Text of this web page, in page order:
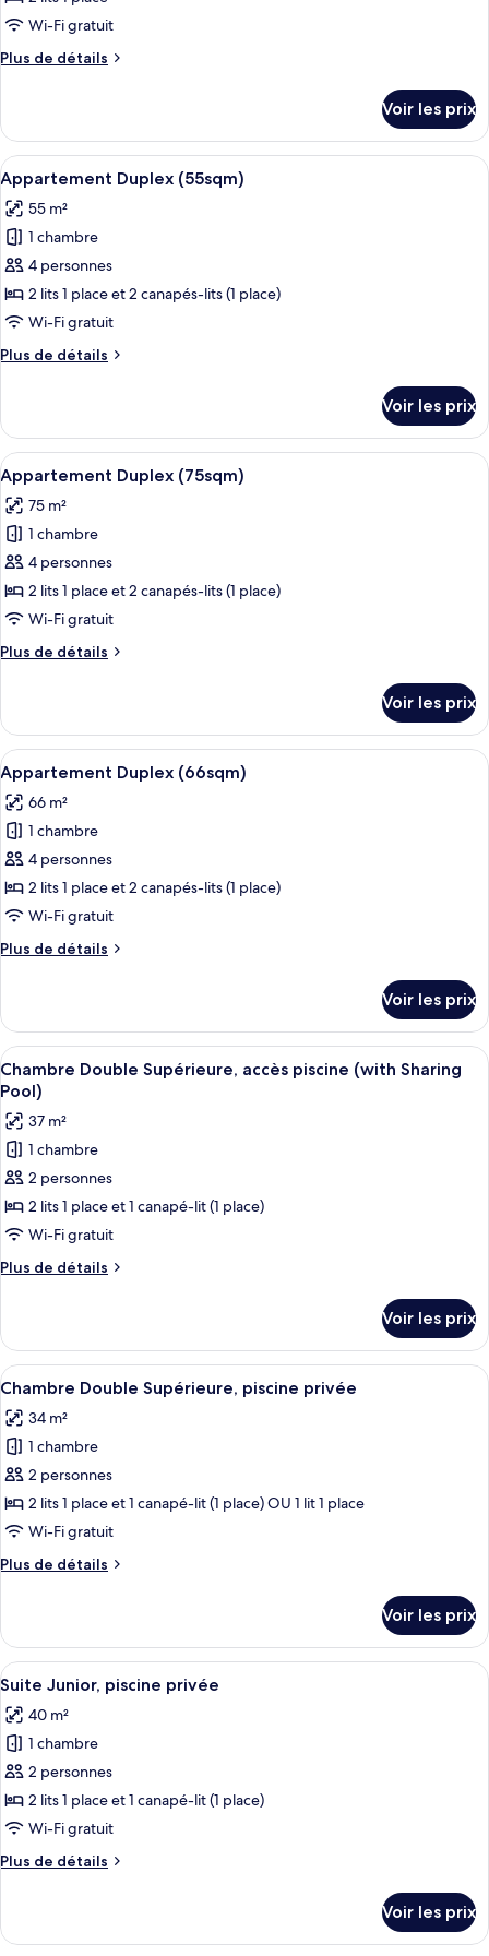
type
chambre :
Supérieure
Wi-Fi gratuit
Plus de détails
Plus
le
type
de
chambre
Chambre
Double
Voir les prix
Afficher
toutes
les
photos
pour
ce
type
chambre :
(55sqm)
Une chambre à coucher moderne et
17
Appartement Duplex (55sqm)
55 m²
1 chambre
4 personnes
2 lits 1 place et 2 canapés-lits (1 place)
Wi-Fi gratuit
Plus de détails
Plus
le
type
de
chambre
Appartement
Duplex
Voir les prix
Afficher
toutes
les
photos
pour
ce
type
chambre :
(75sqm)
Une chambre à coucher moderne et
13
Appartement Duplex (75sqm)
75 m²
1 chambre
4 personnes
2 lits 1 place et 2 canapés-lits (1 place)
Wi-Fi gratuit
Plus de détails
Plus
le
type
de
chambre
Appartement
Duplex
Voir les prix
Afficher
toutes
les
photos
pour
ce
type
chambre :
(66sqm)
Une chambre à coucher moderne et
27
Appartement Duplex (66sqm)
66 m²
1 chambre
4 personnes
2 lits 1 place et 2 canapés-lits (1 place)
Wi-Fi gratuit
Plus de détails
Plus
le
type
de
chambre
Appartement
Duplex
(66sqm)
Voir les prix
Afficher
toutes
les
photos
pour
ce
type
de
chambre :
Chambre
Supérieure,
accès
piscine
(with
Sharing
Pool)
Un bâtiment moderne doté d’une
6
Chambre Double Supérieure, accès piscine (with Sharing
Pool)
37 m²
1 chambre
2 personnes
2 lits 1 place et 1 canapé-lit (1 place)
Wi-Fi gratuit
Plus de détails
Plus
le
type
de
Chambre
Double
accès
piscine
(with
Sharing
Pool)
Voir les prix
Afficher
toutes
les
photos
pour
ce
type
chambre :
Supérieure,
piscine
privée
Un espace piscine moderne offrant
8
Chambre Double Supérieure, piscine privée
34 m²
1 chambre
2 personnes
2 lits 1 place et 1 canapé-lit (1 place) OU 1 lit 1 place
Wi-Fi gratuit
Plus de détails
Plus
le
type
de
Chambre
Double
piscine
privée
Voir les prix
Afficher
toutes
les
photos
pour
ce
type
chambre :
piscine
Une chambre moderne avec un
8
Suite Junior, piscine privée
40 m²
1 chambre
2 personnes
2 lits 1 place et 1 canapé-lit (1 place)
Wi-Fi gratuit
Plus de détails
Plus
le
Voir les prix